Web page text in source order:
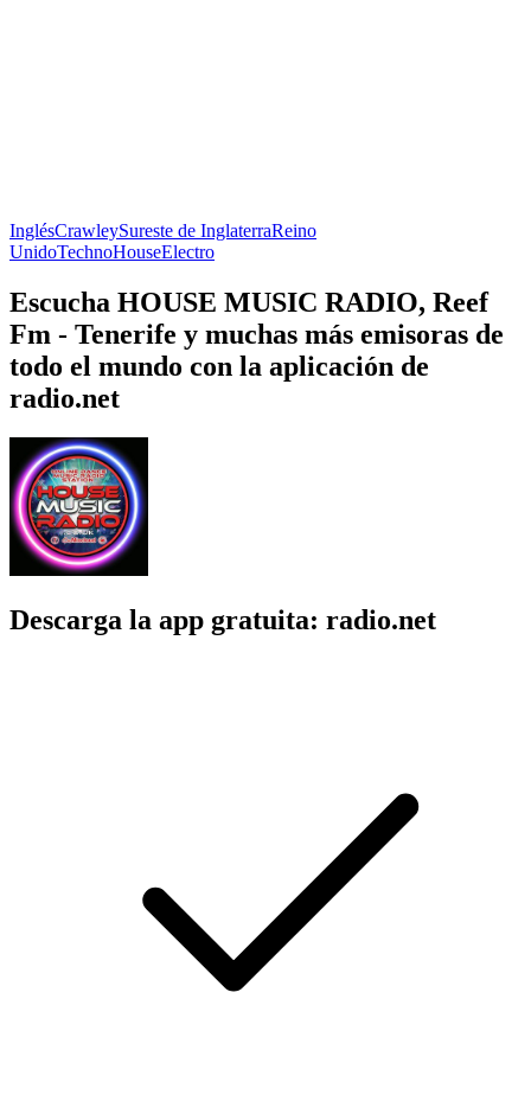
InglésCrawleySureste de InglaterraReino
UnidoTechnoHouseElectro
Escucha HOUSE MUSIC RADIO, Reef
Fm - Tenerife y muchas más emisoras de
todo el mundo con la aplicación de
radio.net
Descarga la app gratuita: radio.net